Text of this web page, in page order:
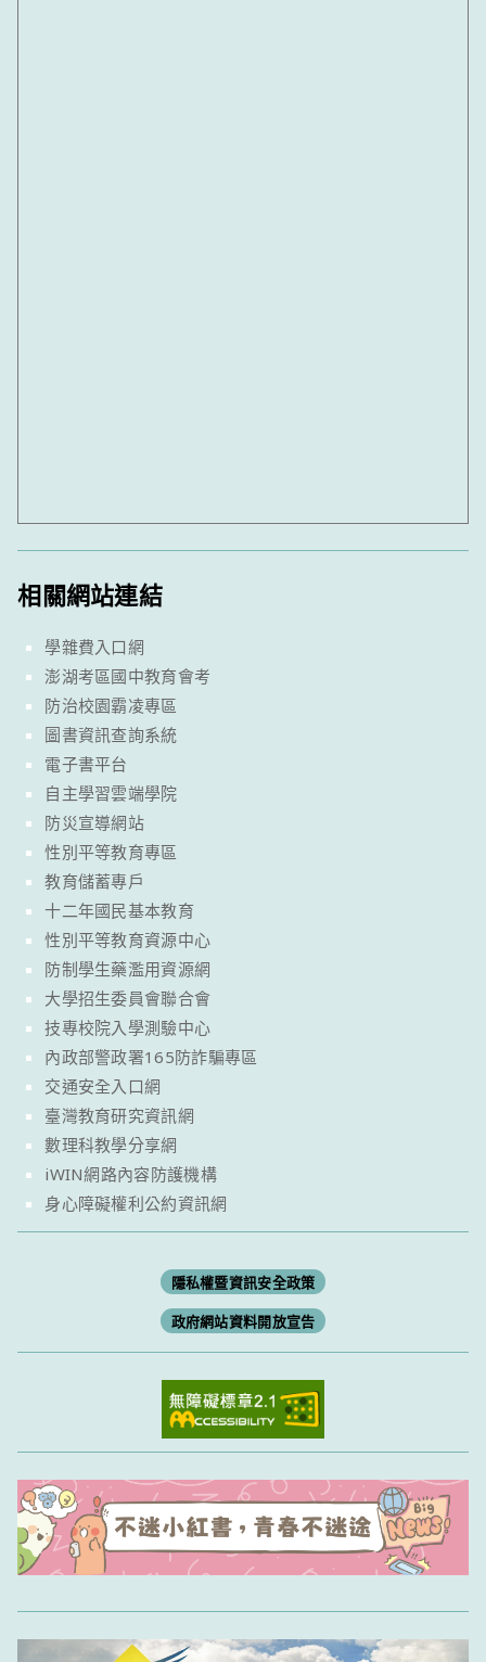
相關網站連結
學雜費入口網
澎湖考區國中教育會考
防治校園霸凌專區
圖書資訊查詢系統
電子書平台
自主學習雲端學院
防災宣導網站
性別平等教育專區
教育儲蓄專戶
十二年國民基本教育
性別平等教育資源中心
防制學生藥濫用資源網
大學招生委員會聯合會
技專校院入學測驗中心
內政部警政署165防詐騙專區
交通安全入口網
臺灣教育研究資訊網
數理科教學分享網
iWIN網路內容防護機構
身心障礙權利公約資訊網
隱私權暨資訊安全政策
政府網站資料開放宣告